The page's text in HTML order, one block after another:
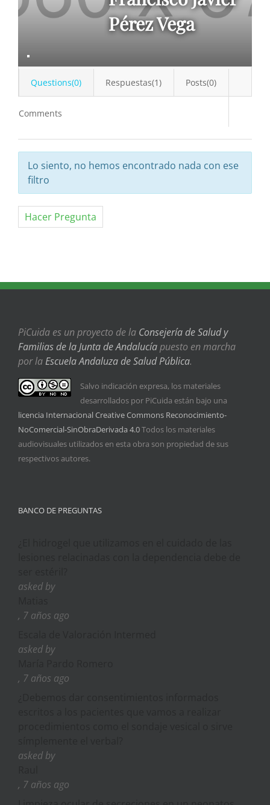
Pérez Vega
Questions(0) Respuestas(1) Posts(0)
Comments
Lo siento, no hemos encontrado nada con ese
filtro
Hacer Pregunta
PiCuida es un proyecto de la Consejería de Salud y
Familias de la Junta de Andalucíapuesto en marcha
por laEscuela Andaluza de Salud Pública.
Salvo indicación expresa, los materiales
desarrollados por PiCuida están bajo una
licencia Internacional Creative Commons Reconocimiento-
NoComercial-SinObraDerivada 4.0Todos los materiales
audiovisuales utilizados en esta obra son propiedad de sus
respectivos autores.
BANCO DE PREGUNTAS
asked by
, 7 años ago
asked by
, 7 años ago
asked by
, 7 años ago